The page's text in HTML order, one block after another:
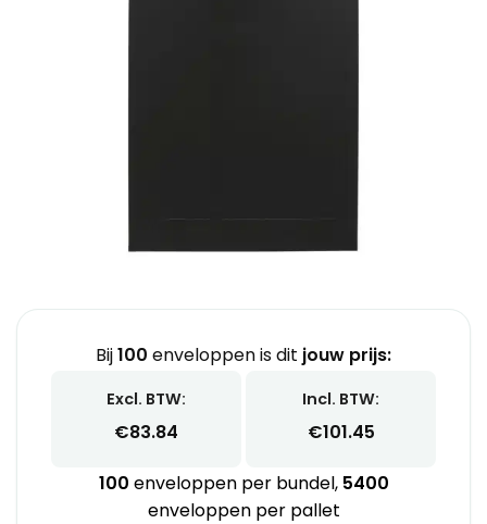
Bij100 enveloppen is dit jouw prijs:
Excl. BTW:
€83.84
Incl. BTW:
€101.45
100 enveloppen per bundel, 5400
enveloppen per pallet